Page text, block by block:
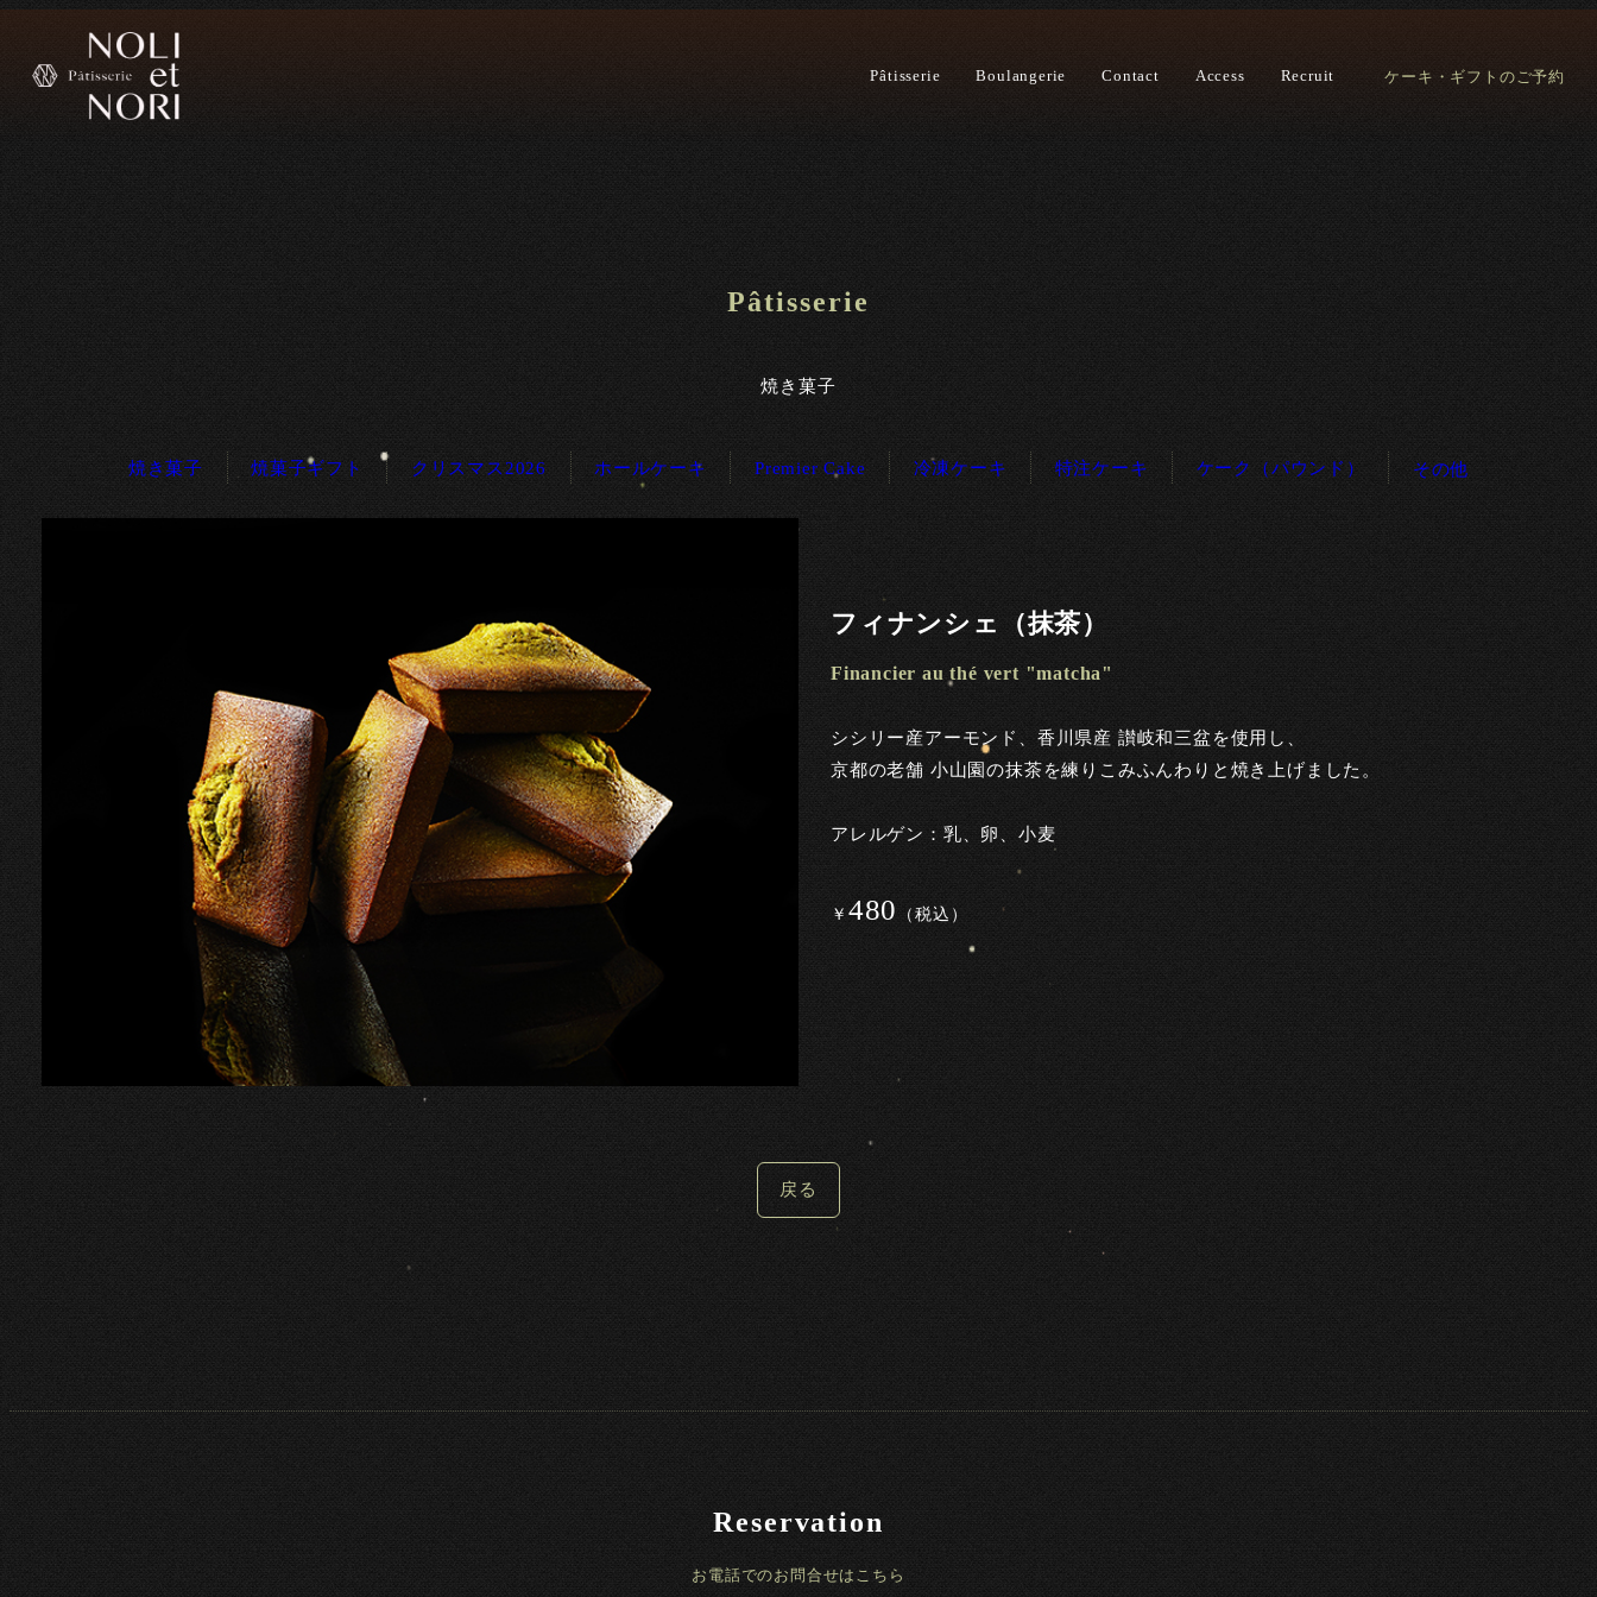
Pâtisserie Boulangerie Contact Access Recruit ケーキ・ギフトのご予約
Pâtisserie
焼き菓子
焼き菓子 焼菓子ギフト クリスマス2026 ホールケーキ Premier Cake 冷凍ケーキ 特注ケーキ ケーク（パウンド） その他
フィナンシェ（抹茶）
Financier au thé vert "matcha"
シシリー産アーモンド、香川県産 讃岐和三盆を使用し、
京都の老舗 小山園の抹茶を練りこみふんわりと焼き上げました。
アレルゲン：乳、卵、小麦
￥ 480 （税込）
戻る
Reservation
お電話でのお問合せはこちら